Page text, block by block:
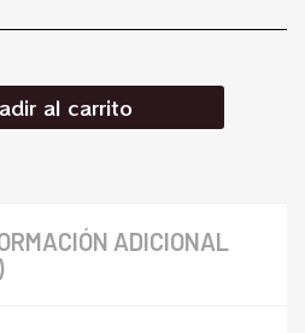
al carrito
ADICIONAL